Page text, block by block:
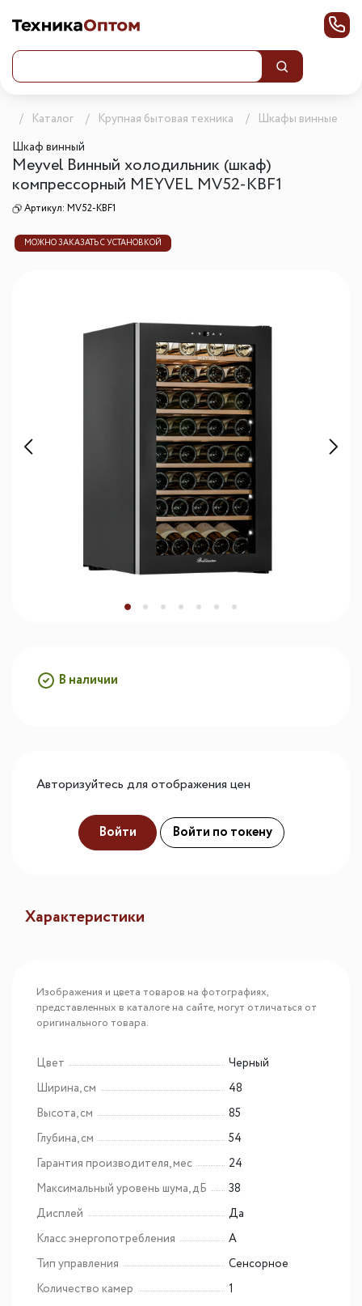
Каталог Крупная бытовая техника
Шкафы винные
Шкаф винный
Meyvel Винный холодильник (шкаф)
компрессорный MEYVEL MV52-KBF1
Артикул: MV52-KBF1
МОЖНО ЗАКАЗАТЬ С УСТАНОВКОЙ
В наличии
Авторизуйтесь для отображения цен
Войти Войти по токену
Характеристики
Изображения и цвета товаров на фотографиях,
представленных в каталоге на сайте, могут отличаться от
оригинального товара.
Цвет
Черный
Ширина, см
48
Высота, см
85
Глубина, см
54
Гарантия производителя, мес
24
Максимальный уровень шума, дБ
38
Дисплей
Да
Класс энергопотребления
A
Тип управления
Сенсорное
Количество камер
1